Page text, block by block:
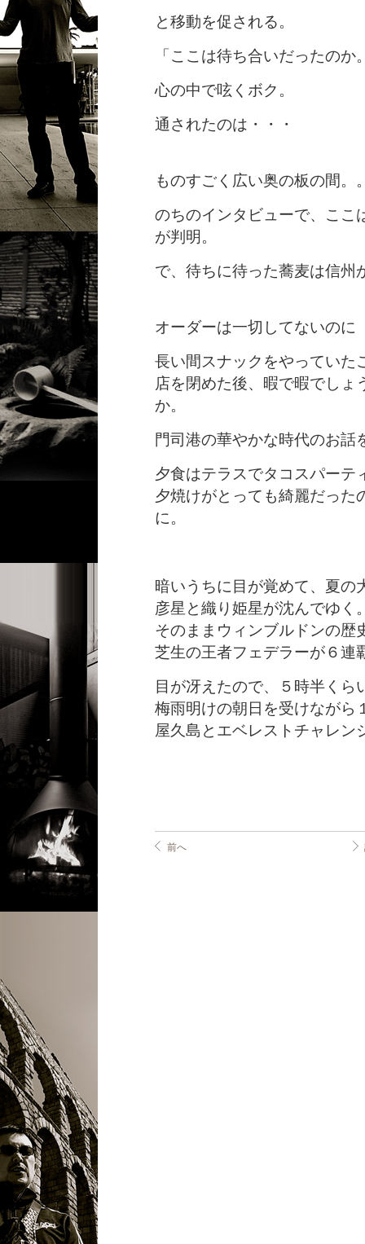
と移動を促される。
「ここは待ち合いだったの
心の中で呟くボク。
通されたのは・・・
ものすごく広い奥の板の間。
のちのインタビューで、ここ
が判明。
で、待ちに待った蕎麦は信州
オーダーは一切してないのに
長い間スナックをやっていた
店を閉めた後、暇で暇でしょ
か。
門司港の華やかな時代のお話
夕食はテラスでタコスパーテ
夕焼けがとっても綺麗だった
に。
暗いうちに目が覚めて、夏の
彦星と織り姫星が沈んでゆく
そのままウィンブルドンの歴
芝生の王者フェデラーが６連
目が冴えたので、５時半くら
梅雨明けの朝日を受けながら
屋久島とエベレストチャレン
前へ